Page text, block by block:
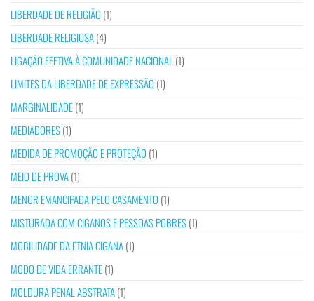
LIBERDADE DE RELIGIÃO (1)
LIBERDADE RELIGIOSA(4)
LIGAÇÃO EFETIVA À COMUNIDADE NACIONAL (1)
LIMITES DA LIBERDADE DE EXPRESSÃO (1)
MARGINALIDADE(1)
MEDIADORES(1)
MEDIDA DE PROMOÇÃO E PROTEÇÃO (1)
MEIO DE PROVA(1)
MENOR EMANCIPADA PELO CASAMENTO (1)
MISTURADA COM CIGANOS E PESSOAS POBRES(1)
MOBILIDADE DA ETNIA CIGANA(1)
MODO DE VIDA ERRANTE(1)
MOLDURA PENAL ABSTRATA(1)